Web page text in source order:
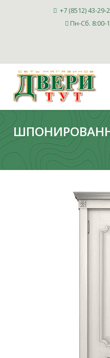
+7 (8512) 43-29-
Пн-Сб. 8:00-